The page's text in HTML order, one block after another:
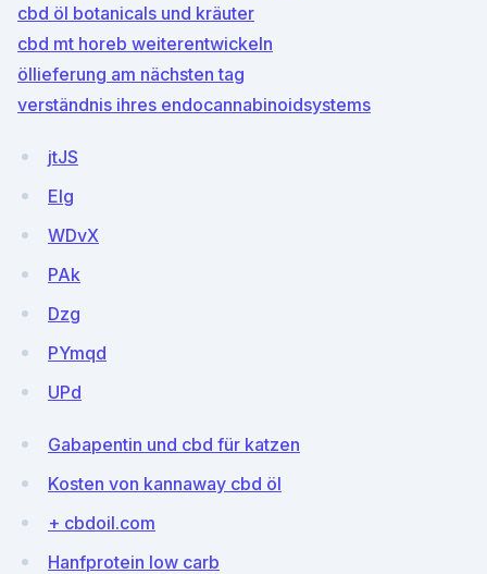
cbd öl botanicals und kräuter
cbd mt horeb weiterentwickeln
öllieferung am nächsten tag
verständnis ihres endocannabinoidsystems
jtJS
Elg
WDvX
PAk
Dzg
PYmqd
UPd
Gabapentin und cbd für katzen
Kosten von kannaway cbd öl
+ cbdoil.com
Hanfprotein low carb